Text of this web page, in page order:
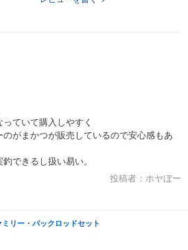
ていて購入しやすく
がまかつが販売しているので安心感もあ
できるし扱い易い。
投稿者： ホヤぼー
ミリー・パックロッドセット